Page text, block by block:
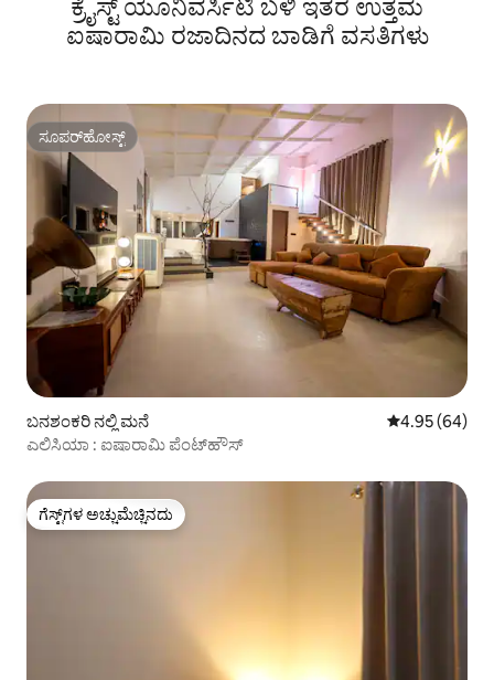
ಕ್ರೈಸ್ಟ್ ಯೂನಿವರ್ಸಿಟಿ ಬಳಿ ಇತರ ಉತ್ತಮ
ಐಷಾರಾಮಿ ರಜಾದಿನದ ಬಾಡಿಗೆ ವಸತಿಗಳು
ಸೂಪರ್‌ಹೋಸ್ಟ್
ಸೂಪರ್‌ಹೋಸ್ಟ್
ಬನಶಂಕರಿ ನಲ್ಲಿ ಮನೆ 5 ರಲ್ಲಿ 4.95
4.95 (64)
ಎಲಿಸಿಯಾ : ಐಷಾರಾಮಿ ಪೆಂಟ್‌ಹೌಸ್
ಗೆಸ್ಟ್‌ಗಳ ಅಚ್ಚುಮೆಚ್ಚಿನದು
ಗೆಸ್ಟ್‌ಗಳ ಅಚ್ಚುಮೆಚ್ಚಿನದು